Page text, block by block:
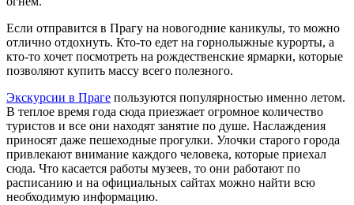
Если отправится в Прагу на новогодние каникулы, то можно
отлично отдохнуть. Кто-то едет на горнолыжные курорты, а
кто-то хочет посмотреть на рождественские ярмарки, которые
позволяют купить массу всего полезного.
Экскурсии в Праге пользуются популярностью именно летом.
В теплое время года сюда приезжает огромное количество
туристов и все они находят занятие по душе. Наслаждения
приносят даже пешеходные прогулки. Улочки старого города
привлекают внимание каждого человека, которые приехал
сюда. Что касается работы музеев, то они работают по
расписанию и на официальных сайтах можно найти всю
необходимую информацию.